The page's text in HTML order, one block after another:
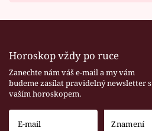
Horoskop vždy po ruce
Zanechte nám váš e-mail a my vám
budeme zasílat pravidelný newsletter s
vaším horoskopem.